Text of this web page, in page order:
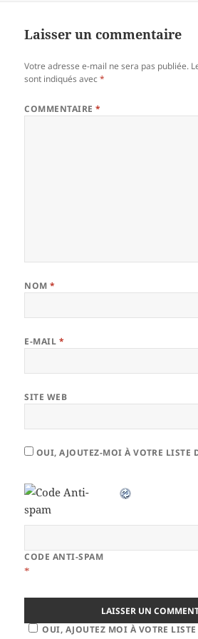
o
o
k
er
Laisser un commentaire
Votre adresse e-mail ne sera pas publiée.
sont indiqués avec*
COMMENTAIRE*
NOM*
E-MAIL *
SITE WEB
OUI, AJOUTEZ-MOI À VOTRE LISTE
CODE ANTI-SPAM
*
OUI, AJOUTEZ MOI À VOTRE